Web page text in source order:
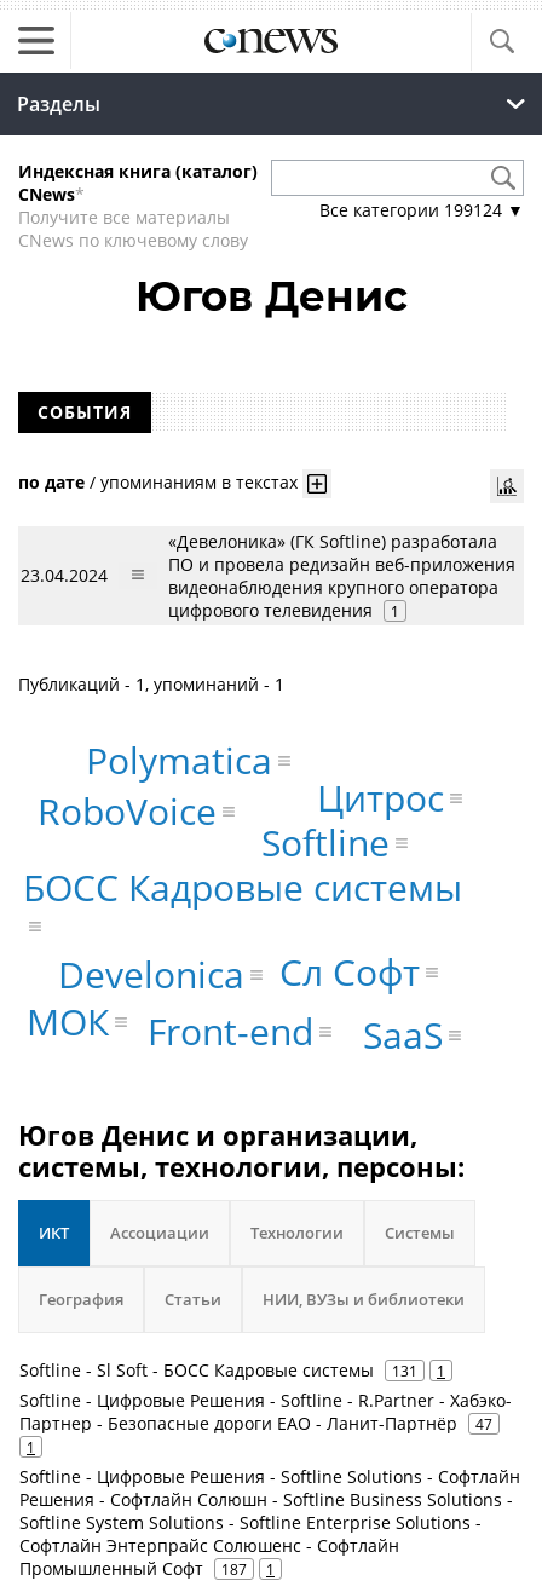
Разделы
Индексная книга (каталог)
CNews*
Получите все материалы
CNews по ключевому слову
Все категории 199124 ▼
Югов Денис
СОБЫТИЯ
по дате / упоминаниям в текстах
23.04.2024
«Девелоника» (ГК Softline) разработала
ПО и провела редизайн веб-приложения
видеонаблюдения крупного оператора
цифрового телевидения
1
Публикаций - 1, упоминаний - 1
БОСС Кадровые системы
Softline
Develonica
RoboVoice
Сл Софт
Цитрос
Polymatica
МОК Front-end SaaS
Югов Денис и организации,
системы, технологии, персоны:
ИКТ Ассоциации Технологии Системы
География Статьи НИИ, ВУЗы и библиотеки
Softline - Sl Soft - БОСС Кадровые системы 131 1
Softline - Цифровые Решения - Softline - R.Partner - Хабэко-
Партнер - Безопасные дороги ЕАО - Ланит-Партнёр
47
1
Softline - Цифровые Решения - Softline Solutions - Софтлайн
Решения - Софтлайн Солюшн - Softline Business Solutions -
Softline System Solutions - Softline Enterprise Solutions -
Софтлайн Энтерпрайс Солюшенс - Софтлайн
Промышленный Софт
187 1